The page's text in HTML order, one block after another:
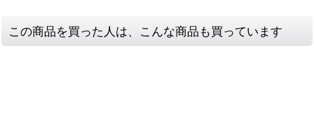
この商品を買った人は、こんな商品も買っています